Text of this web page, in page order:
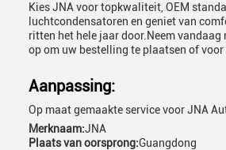
Kies JNA voor topkwaliteit, OEM
luchtcondensatoren en geniet van
ritten het hele jaar door.Neem
op om uw bestelling te plaatsen of voor
Aanpassing:
Op maat gemaakte service voor JNA
Merknaam:JNA
Plaats van oorsprong:Guangdong